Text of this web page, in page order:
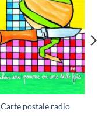
Carte postale radio